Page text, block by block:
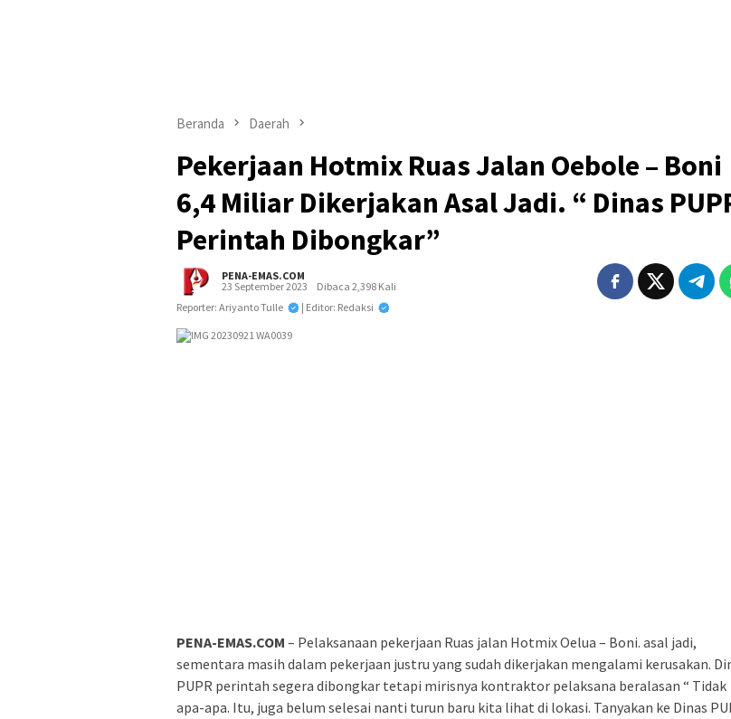
Beranda Daerah
Pekerjaan Hotmix Ruas Jalan Oebole – Boni
6,4 Miliar Dikerjakan Asal Jadi. “ Dinas
Perintah Dibongkar”
PENA-EMAS.COM
23 September 2023
Dibaca 2,398 Kali
Reporter: Ariyanto Tulle
| Editor: Redaksi
PENA-EMAS.COM – Pelaksanaan pekerjaan Ruas jalan Hotmix Oelua – Boni. asal jadi,
sementara masih dalam pekerjaan justru yang sudah dikerjakan mengalami kerusakan.
PUPR perintah segera dibongkar tetapi mirisnya kontraktor pelaksana beralasan “ Tidak
apa-apa. Itu, juga belum selesai nanti turun baru kita lihat di lokasi. Tanyakan ke Dinas